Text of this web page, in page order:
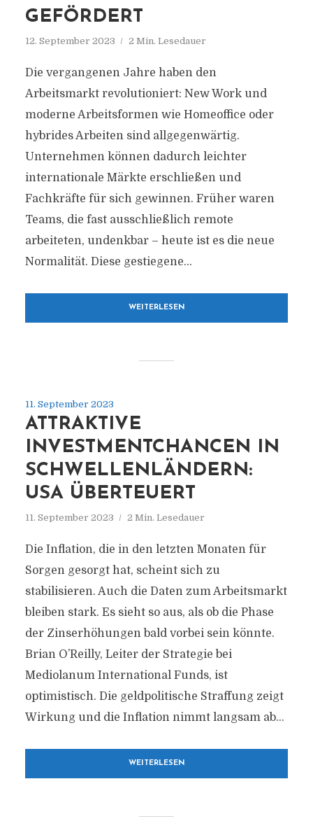
GEFÖRDERT
12. September 2023 2 Min. Lesedauer
Die vergangenen Jahre haben den
Arbeitsmarkt revolutioniert: New Work und
moderne Arbeitsformen wie Homeoffice oder
hybrides Arbeiten sind allgegenwärtig.
Unternehmen können dadurch leichter
internationale Märkte erschließen und
Fachkräfte für sich gewinnen. Früher waren
Teams, die fast ausschließlich remote
arbeiteten, undenkbar – heute ist es die neue
Normalität. Diese gestiegene...
WEITERLESEN
11. September 2023
ATTRAKTIVE
INVESTMENTCHANCEN IN
SCHWELLENLÄNDERN:
USA ÜBERTEUERT
11. September 2023 2 Min. Lesedauer
Die Inflation, die in den letzten Monaten für
Sorgen gesorgt hat, scheint sich zu
stabilisieren. Auch die Daten zum Arbeitsmarkt
bleiben stark. Es sieht so aus, als ob die Phase
der Zinserhöhungen bald vorbei sein könnte.
Brian O’Reilly, Leiter der Strategie bei
Mediolanum International Funds, ist
optimistisch. Die geldpolitische Straffung zeigt
Wirkung und die Inflation nimmt langsam ab...
WEITERLESEN